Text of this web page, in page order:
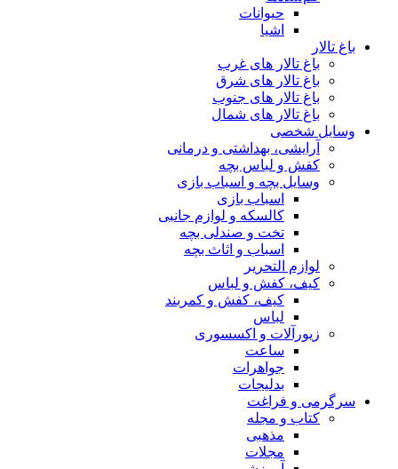
حیوانات
اشیا
باغ تالار
باغ تالار های غرب
باغ تالار های شرق
باغ تالار های جنوب
باغ تالار های شمال
وسایل شخصی
آرایشی، بهداشتی و درمانی
کفش و لباس بچه
وسایل بچه و اسباب بازی
اسباب بازی
کالسکه و لوازم جانبی
تخت و صندلی بچه
اسباب و اثاث بچه
لوازم التحریر
کیف، کفش و لباس
کیف، کفش و کمربند
لباس
زیورآلات و اکسسوری
ساعت
جواهرات
بدلیجات
سرگرمی و فراغت
کتاب و مجله
مذهبی
مجلات